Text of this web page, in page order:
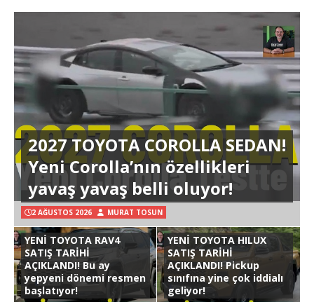
2027 TOYOTA COROLLA SEDAN!
Yeni Corolla’nın özellikleri
yavaş yavaş belli oluyor!
2 AĞUSTOS 2026 MURAT TOSUN
YENİ TOYOTA RAV4
SATIŞ TARİHİ
AÇIKLANDI! Bu ay
yepyeni dönemi resmen
başlatıyor!
YENİ TOYOTA HILUX
SATIŞ TARİHİ
AÇIKLANDI! Pickup
sınıfına yine çok iddialı
geliyor!